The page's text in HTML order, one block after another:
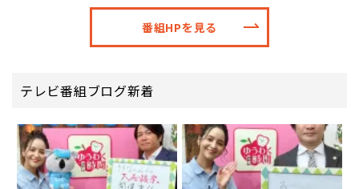
番組HPを見る
テレビ番組ブログ新着